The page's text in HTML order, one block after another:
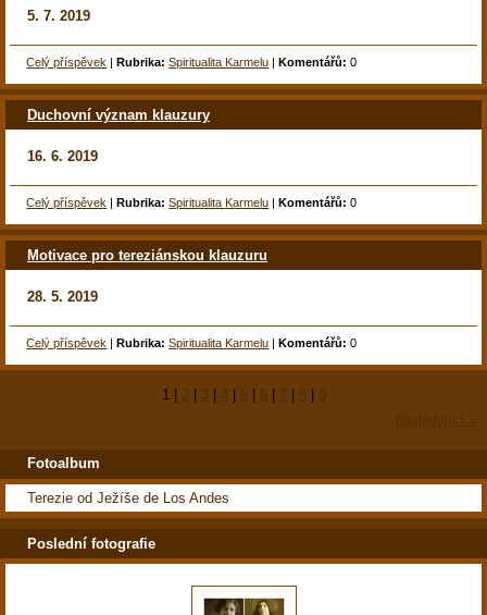
5. 7. 2019
Celý příspěvek |Rubrika: Spiritualita Karmelu |Komentářů: 0
Duchovní význam klauzury
16. 6. 2019
Celý příspěvek |Rubrika: Spiritualita Karmelu |Komentářů: 0
Motivace pro tereziánskou klauzuru
28. 5. 2019
Celý příspěvek |Rubrika: Spiritualita Karmelu |Komentářů: 0
1
Fotoalbum
Terezie od Ježíše de Los Andes
Poslední fotografie